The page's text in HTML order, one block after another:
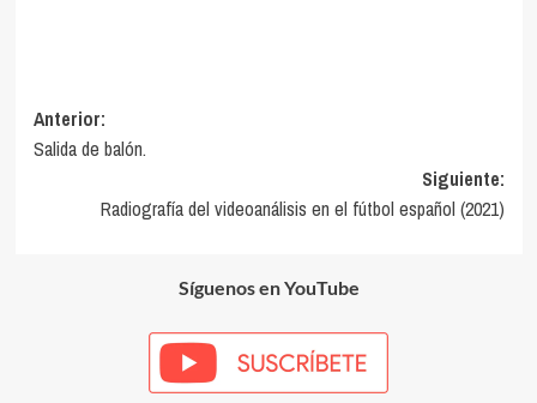
Navegación
de
entradas
Anterior:
Salida de balón.
Siguiente:
Radiografía del videoanálisis en el fútbol español (2021)
Síguenos en YouTube